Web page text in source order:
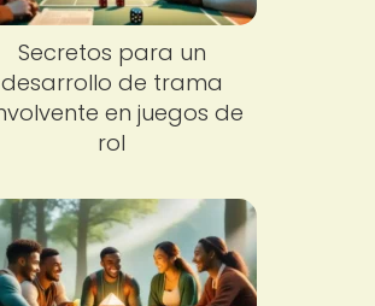
Secretos para un
desarrollo de trama
en juegos de
rol